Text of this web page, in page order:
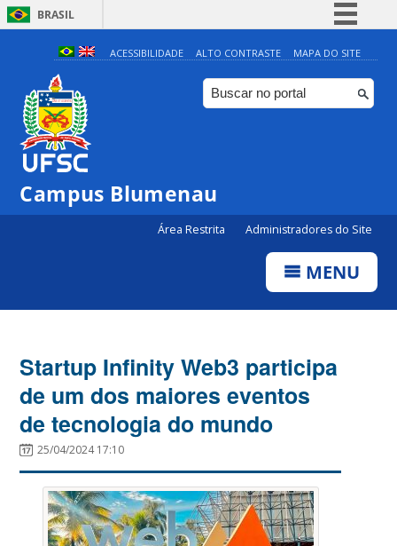
BRASIL
Simplifique!
Comunica BR
Participe
ACESSIBILIDADE ALTO CONTRASTE MAPA DO SITE
Campus Blumenau
Área Restrita Administradores do Site
MENU
Startup Infinity Web3 participa
de um dos maiores eventos
de tecnologia do mundo
25/04/2024 17:10